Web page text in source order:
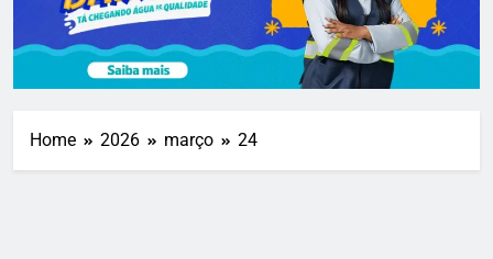
Home 2026 março 24